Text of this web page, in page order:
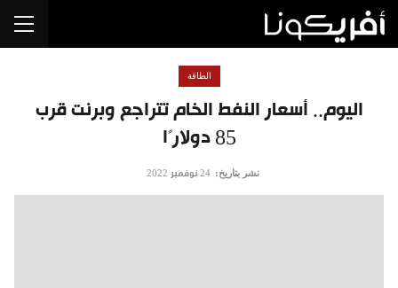
اليوم.. أسعار النفط الخام تتراجع وبرنت قرب
85 دولارًا
الطاقة
نشر بتاريخ: 24 نوفمبر 2022